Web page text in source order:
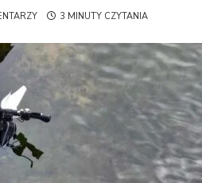
3 MINUTY CZYTANIA